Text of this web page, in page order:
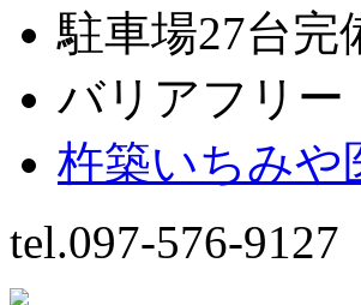
駐車場27台完
バリアフリー
杵築いちみや
tel.097-576-9127